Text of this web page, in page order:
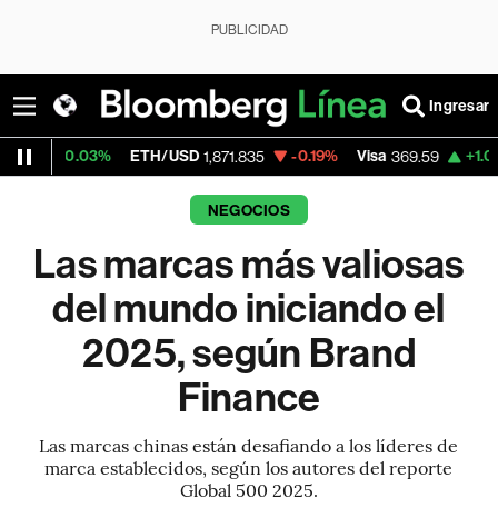
PUBLICIDAD
Ingresar
ETH/USD 1,871.835 -0.19% Visa 369.59 +1.07%
NEGOCIOS
Las marcas más valiosas
del mundo iniciando el
2025, según Brand
Finance
Las marcas chinas están desafiando a los líderes de
marca establecidos, según los autores del reporte
Global 500 2025.